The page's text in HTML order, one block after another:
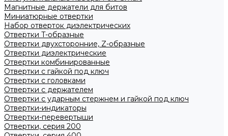
Магнитные держатели для битов
Миниатюрные отвертки
Набор отверток диэлектрических
Отвертки T-образные
Отвертки двухсторонние, Z-образные
Отвертки диэлектрические
Отвертки комбинированные
Отвертки с гайкой под ключ
Отвертки с головками
Отвертки с держателем
Отвертки с ударным стержнем и гайкой под ключ
Отвертки-индикаторы
Отвертки-перевертыши
Отвертки, серия 200